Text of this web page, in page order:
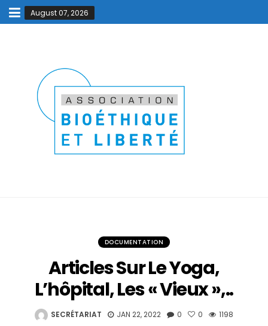
August 07, 2026
DOCUMENTATION
Articles Sur Le Yoga,
L’hôpital, Les « Vieux »,..
SECRÉTARIAT JAN 22, 2022 0 0 1198